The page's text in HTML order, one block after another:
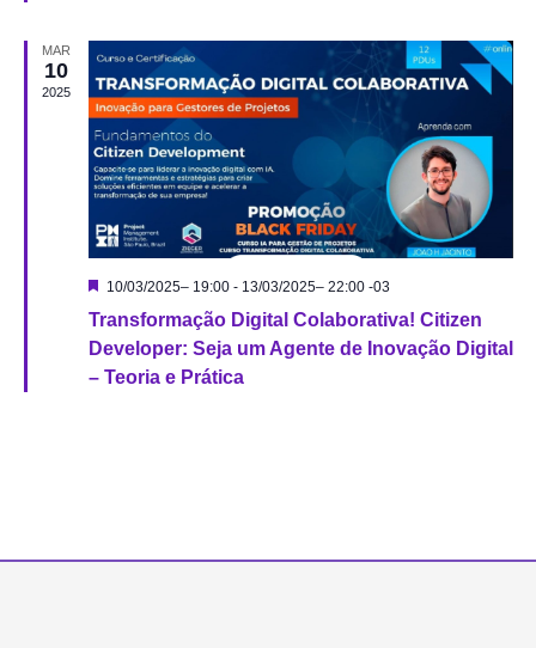
MAR
10
2025
Destacado
10/03/2025– 19:00- 13/03/2025– 22:00 -03
Transformação Digital Colaborativa! Citizen
Developer: Seja um Agente de Inovação Digital
– Teoria e Prática